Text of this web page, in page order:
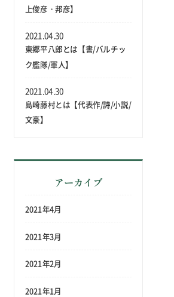
上俊彦・邦彦】
東郷平八郎とは【書/バルチッ
ク艦隊/軍人】
2021.04.30
島崎藤村とは【代表作/詩/小説/
文豪】
2021.04.30
アーカイブ
2021年4月
2021年3月
2021年2月
2021年1月